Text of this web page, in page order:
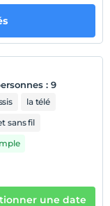
: 9
la télé
sans fil
une date